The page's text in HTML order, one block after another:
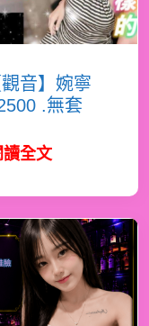
音】婉寧
.無套
讀全文